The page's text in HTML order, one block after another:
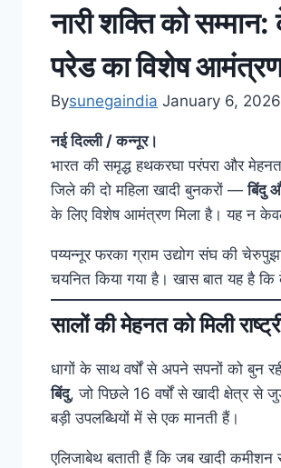
नारी शक्ति को
परेड का विशेष
Bysunegaindia January 6, 2026
नई दिल्ली / कन्नूर।
भारत की समृद्ध हथकरघा परंपरा और
जिले की दो महिला खादी बुनकरों —बिंदु
के लिए विशेष आमंत्रण मिला है। यह न
पय्यन्नूर फरका ग्राम उद्योग संघ की
चयनित किया गया है। खास बात यह है
सालों की मेहनत को मिली
धागों के साथ वर्षों से अपने सपनों को बुन
बिंदु, जो पिछले 16 वर्षों से खादी क्षेत्र से
बड़ी उपलब्धियों में से एक मानती हैं।
एलिजाबेथ बताती हैं कि जब खादी